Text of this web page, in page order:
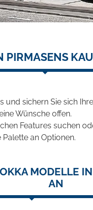
PIRMASENS
und sichern Sie sich
Wünsche offen.
Features suchen
an Optionen.
MODELLE
AN